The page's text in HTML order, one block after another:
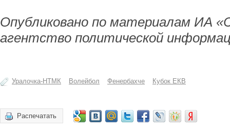
Опубликовано по материалам ИА
агентство политической
Уралочка-НТМК Волейбол Фенербахче Кубок ЕКВ
Распечатать